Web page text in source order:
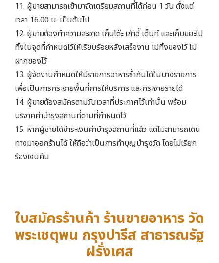
11. ผู้ขายสามารถเข้ามาจัดเตรียมสถานที่ได้ก่อน 1 วัน ตั้งแต่
เวลา 16.00 น. เป็นต้นไป
12. ผู้ขายต้องทำความสะอาด เก็บโต๊ะ เก้าอี้ เต็นท์ และเก็บขยะไป
ทิ้งในจุดที่กำหนดไว้ให้เรียบร้อยหลังเสร็จงาน ไม่ทิ้งของไว้ ไม่
ฝากของไว้
13. ผู้จัดงานกำหนดให้มีรายการอาหารซ้ำกันได้ในบางรายการ
เพื่อเป็นการกระจายพื้นที่การให้บริการ และกระจายรายได้
14. ผู้ขายต้องสมัครตามวันเวลาที่ประกาศไว้เท่านั้น พร้อม
บริจาคค่าบำรุงสถานที่ตามที่กำหนดไว้
15. หากผู้ชายได้ชำระเงินค่าบำรุงสถานที่แล้ว แต่ไม่สามารถเดิน
ทางมาออกร้านได้ ให้ถือว่าเป็นการทำบุญบำรุงวัด โดยไม่เรียก
ร้องเงินคืน
ใบสมัครร้านค้า ร้านขายอาหาร วัด
พระเชตุพน กรุงปารีส สาธารณรัฐ
ฝรั่งเศส